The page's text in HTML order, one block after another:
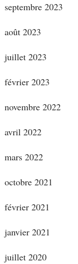
septembre 2023
août 2023
juillet 2023
février 2023
novembre 2022
avril 2022
mars 2022
octobre 2021
février 2021
janvier 2021
juillet 2020